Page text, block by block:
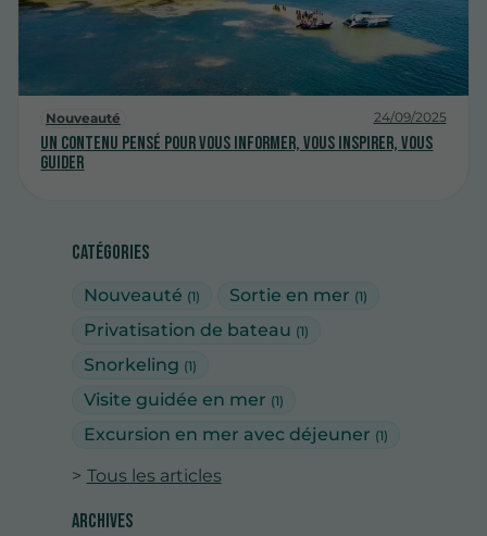
Catégories
Nouveauté (1) Sortie en mer (1)
Privatisation de bateau (1)
Snorkeling (1)
Visite guidée en mer (1)
Excursion en mer avec déjeuner (1)
Tous les articles
Archives
Nouveauté 24/09/2025
Un contenu pensé pour vous informer, vous inspirer, vous
guider